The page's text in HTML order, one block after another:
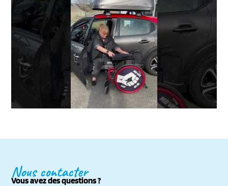
Nous contacter
Vous avez des questions ?